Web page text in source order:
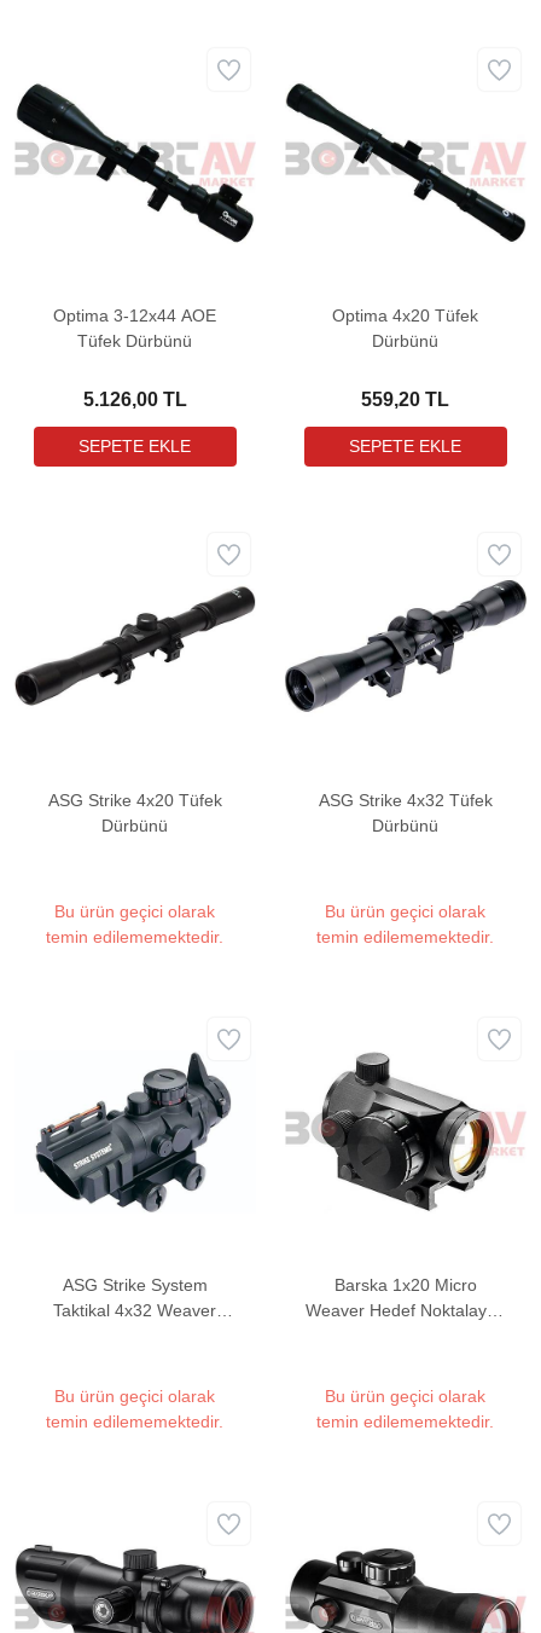
Optima 3-12x44 AOE
Tüfek Dürbünü
5.126,00 TL
Optima 4x20 Tüfek
Dürbünü
559,20 TL
ASG Strike 4x20 Tüfek
Dürbünü
Bu ürün geçici olarak
temin edilememektedir.
ASG Strike 4x32 Tüfek
Dürbünü
Bu ürün geçici olarak
temin edilememektedir.
ASG Strike System
Taktikal 4x32 Weaver
Bu ürün geçici olarak
temin edilememektedir.
Barska 1x20 Micro
Weaver Hedef Noktalayıcı
Bu ürün geçici olarak
temin edilememektedir.